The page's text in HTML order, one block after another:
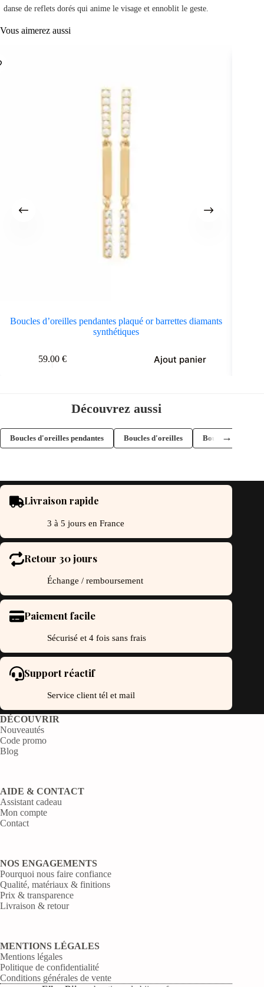
danse de reflets dorés qui anime le visage et ennoblit le geste.
Vous aimerez aussi
Boucles d’oreilles pendantes plaqué or barrettes diamants
synthétiques
59.00 € Ajout panier
Découvrez aussi
Boucles d'oreilles pendantes Boucles d'oreilles Boucles d'oreilles
→
Livraison rapide
3 à 5 jours en France
Retour 30 jours
Échange / remboursement
Paiement facile
Sécurisé et 4 fois sans frais
Support réactif
Service client tél et mail
DÉCOUVRIR
Nouveautés
Code promo
Blog
AIDE & CONTACT
Assistant cadeau
Mon compte
Contact
NOS ENGAGEMENTS
Pourquoi nous faire confiance
Qualité, matériaux & finitions
Prix & transparence
Livraison & retour
MENTIONS LÉGALES
Mentions légales
Politique de confidentialité
Conditions générales de vente